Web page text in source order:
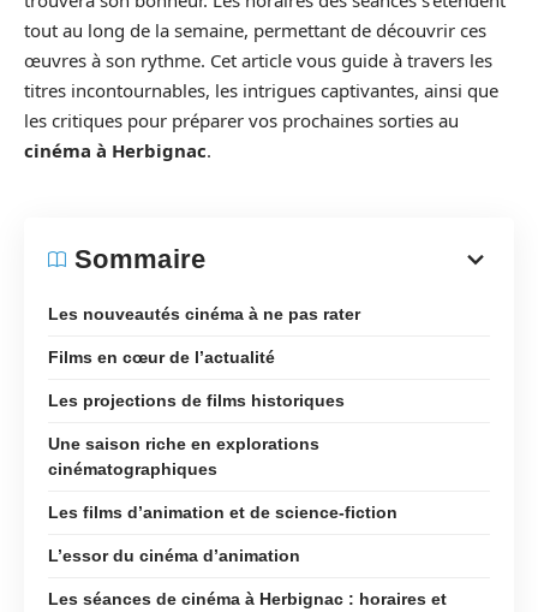
tout au long de la semaine, permettant de découvrir ces
œuvres à son rythme. Cet article vous guide à travers les
titres incontournables, les intrigues captivantes, ainsi que
les critiques pour préparer vos prochaines sorties au
cinéma à Herbignac.
Sommaire
Les nouveautés cinéma à ne pas rater
Films en cœur de l’actualité
Les projections de films historiques
Une saison riche en explorations
cinématographiques
Les films d’animation et de science-fiction
L’essor du cinéma d’animation
Les séances de cinéma à Herbignac : horaires et